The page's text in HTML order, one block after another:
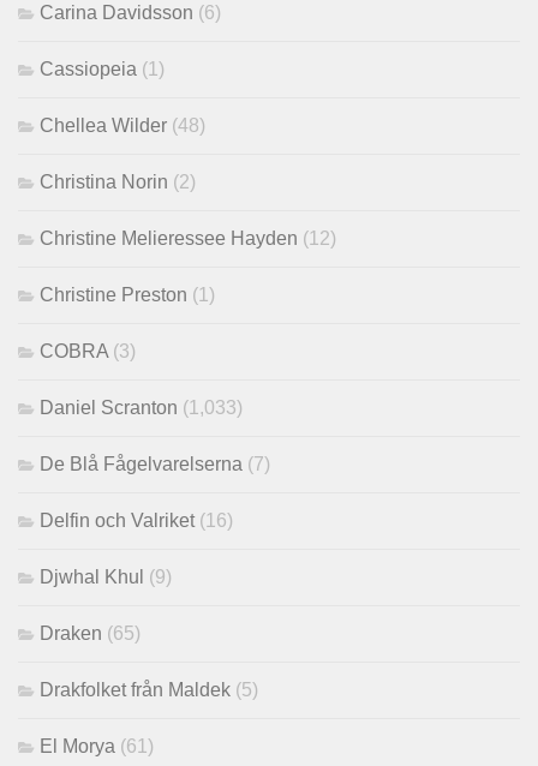
Carina Davidsson (6)
Cassiopeia (1)
Chellea Wilder (48)
Christina Norin (2)
Christine Melieressee Hayden (12)
Christine Preston (1)
COBRA (3)
Daniel Scranton (1,033)
De Blå Fågelvarelserna (7)
Delfin och Valriket (16)
Djwhal Khul (9)
Draken (65)
Drakfolket från Maldek (5)
El Morya (61)